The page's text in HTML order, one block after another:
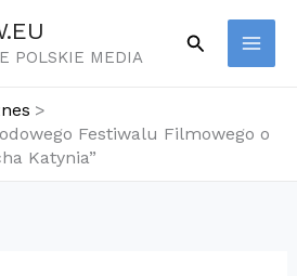
POLSKIE MEDIA
Szukaj
Festiwalu Filmowego o
Katynia”